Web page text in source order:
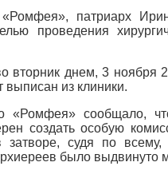
патриарх
проведения
днем, 3 ноября
выписан из клиники.
«Ромфея» сообщало,
создать особую
судя по
было